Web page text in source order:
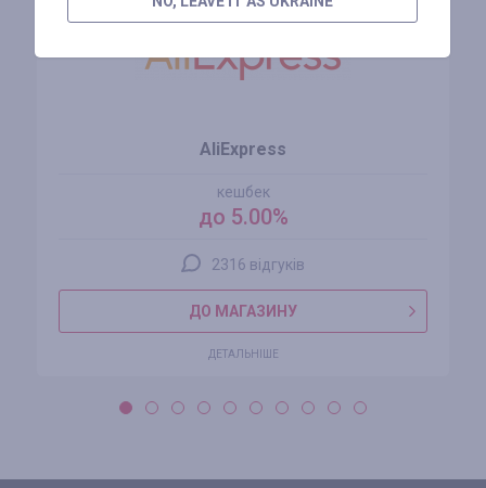
AliExpress
кешбек
до 5.00%
2316 відгуків
ДО МАГАЗИНУ
ДЕТАЛЬНІШЕ